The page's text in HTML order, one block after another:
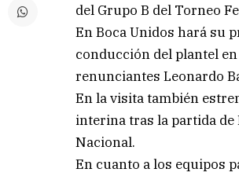
del Grupo B del Torneo
En Boca Unidos hará su
conducción del plantel
renunciantes Leonardo
En la visita también
interina tras la partida de
Nacional.
En cuanto a los equipos